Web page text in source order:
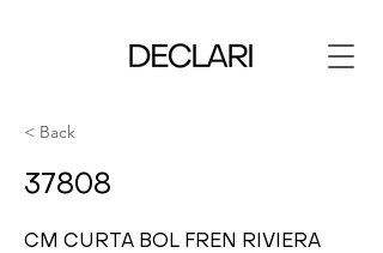
< Back
37808
CM CURTA BOL FREN RIVIERA